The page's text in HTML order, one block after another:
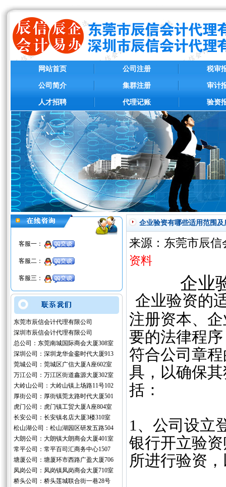
网站首页
公司简介
人才招聘
公司注册
集群注册
代理记账
税审
审计
验资
客服一：
客服二：
客服三：
东莞市辰信会计代理有限公司
深圳市辰信会计代理有限公司
总公司：东莞南城国际商会大厦308室
深圳公司：深圳龙华金銮时代大厦913
莞城公司：莞城区广信大厦A座602室
万江公司：万江区街道鑫源大厦302室
大岭山公司：大岭山镇上场路11号102
厚街公司：厚街镇莞太路时代大厦501
虎门公司：虎门镇工贸大厦A座804室
长安公司：长安镇名店大厦3楼310室
松山湖公司：松山湖园区研发五路504
大朗公司：大朗镇大朗商会大厦401室
常平公司：常平百司汇商务中心1507
塘厦公司：塘厦环市西路广盈大厦706
凤岗公司：凤岗镇凤岗商会大厦710室
桥头公司：桥头莲城联合街一巷28号
企业验资有哪些适用范围及
来源：东莞市辰
资料
企业
企业验资的
注册资本、
要的法律程
符合公司章
具，以确保
括：
‌1、公司设立
银行开立验
所进行验资